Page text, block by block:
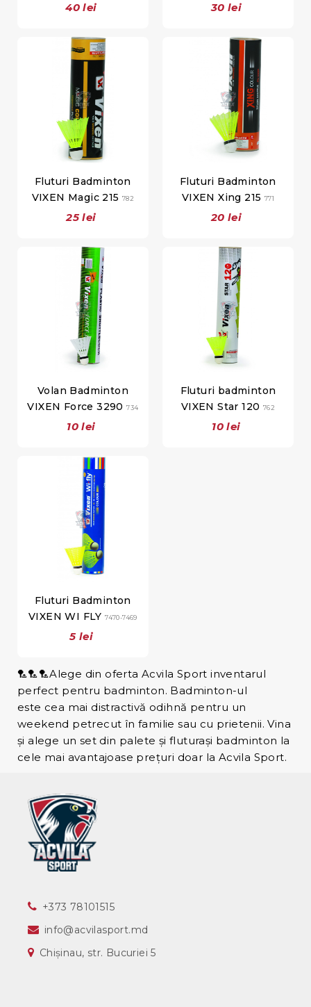
40 lei 30 lei
Fluturi Badminton
VIXEN Magic 215782
25 lei
Fluturi Badminton
VIXEN Xing 215 771
20 lei
Volan Badminton
VIXEN Force 3290734
10 lei
Fluturi badminton
VIXEN Star 120 762
10 lei
Fluturi Badminton
VIXEN WI FLY7470-7469
5 lei
🏸🏸🏸Alege din oferta Acvila Sport inventarul
perfect pentru badminton. Badminton-ul
este cea mai distractivă odihnă pentru un
weekend petrecut în familie sau cu prietenii. Vina
și alege un set din palete și fluturași badminton la
cele mai avantajoase prețuri doar la Acvila Sport.
‎+373 78101515
info@acvilasport.md
Chișinau, str. Bucuriei 5